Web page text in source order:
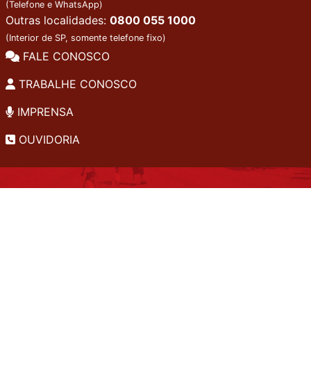
(Telefone e WhatsApp)
Outras localidades: 0800 055 1000
(Interior de SP, somente telefone fixo)
FALE CONOSCO
TRABALHE CONOSCO
IMPRENSA
OUVIDORIA